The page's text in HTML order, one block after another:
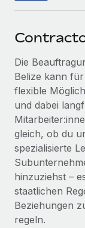
Tools
Frag unsere
Hilfe von
Einfacheres
Compliance
Lückenlose
Flexible
Entdecke
Remote
Beratung
FALLSTUDIEN
So hat der
Remote um
Weaviate auf
Open-Source-
Webinare
Events
Newsroom
Insights
Hol dir
Alle
BLOG
Globale Payroll
Die
Belize kann
flexible
und dabei
gleich, ob du
spezialisierte
hinzuziehst –
staatlichen
Beziehungen
regeln.